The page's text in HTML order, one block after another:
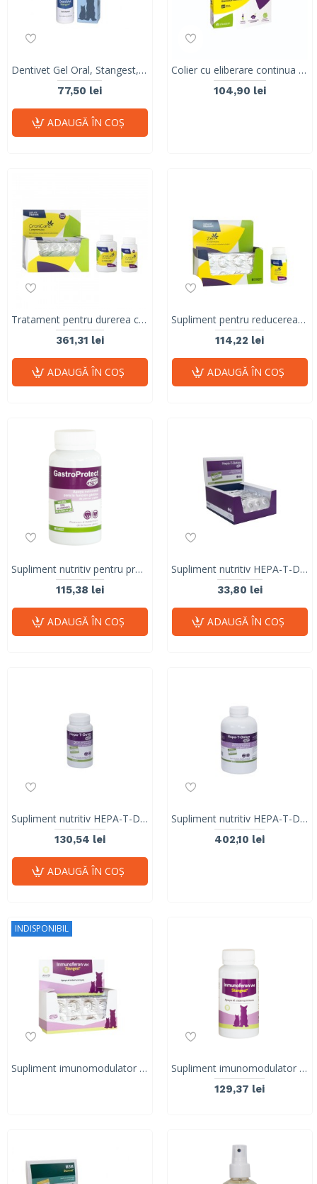
Dentivet Gel Oral, Stangest, 50 ml
77,50 lei
ADAUGĂ ÎN COŞ
Colier cu eliberare continua de CBD, CroniCare, Stangest, 60cm
104,90 lei
Tratament pentru durerea cronică, artrită, osteoartrită, boli autoimmune, cancer , boli neurodegenerative, CRONICARE, Stangest, 120 tab
361,31 lei
ADAUGĂ ÎN COŞ
Supliment pentru reducerea stresului si anxietatii la caini si pisici, ZEN Stangest, 30 tablete
114,22 lei
ADAUGĂ ÎN COŞ
Supliment nutritiv pentru protectia si repararea mucoasei gastrice la caini si pisici, GASTROPROTECT Stangest, 30 tablete
115,38 lei
ADAUGĂ ÎN COŞ
Supliment nutritiv HEPA-T-DETOX, Stangest, BLISTER 10 TABS
33,80 lei
ADAUGĂ ÎN COŞ
Supliment nutritiv HEPA-T-DETOX, Stangest, 60 tablete
130,54 lei
ADAUGĂ ÎN COŞ
Supliment nutritiv HEPA-T-DETOX, Stangest, 300 tablete
402,10 lei
INDISPONIBIL
Supliment imunomodulator Inmunoferon Vet Stangest, BLISTER, 8 tablete Supliment imunomodulator Inmunoferon Vet Stangest, 30 tablete
129,37 lei